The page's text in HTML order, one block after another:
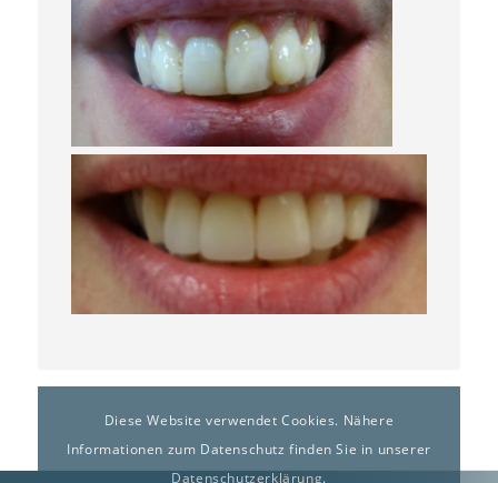
Diese Website verwendet Cookies. Nähere
Informationen zum Datenschutz finden Sie in unserer
Datenschutzerklärung.